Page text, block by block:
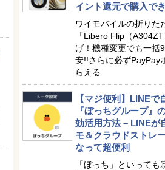
イント還元で購入で
ワイモバイルの折りた
「Libero Flip（
げ！機種変更でも一括
安!!さらに必ずPayPay
らえる
【マジ便利】LINEで
『ぼっちグループ』
効活用方法 – LINEが
モ＆クラウドストレ
なって超便利
「ぼっち」といっても